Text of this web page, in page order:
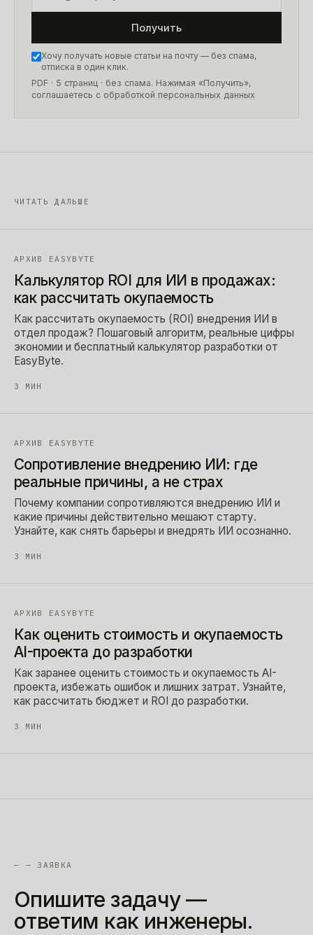
Получить
Хочу получать новые статьи на почту — без спама,
отписка в один клик.
PDF · 5 страниц · без спама. Нажимая «Получить»,
соглашаетесь с обработкой персональных данных
ЧИТАТЬ ДАЛЬШЕ
АРХИВ EASYBYTE
Калькулятор ROI для ИИ в продажах:
как рассчитать окупаемость
Как рассчитать окупаемость (ROI) внедрения ИИ в
отдел продаж? Пошаговый алгоритм, реальные цифры
экономии и бесплатный калькулятор разработки от
EasyByte.
3 МИН
АРХИВ EASYBYTE
Сопротивление внедрению ИИ: где
реальные причины, а не страх
Почему компании сопротивляются внедрению ИИ и
какие причины действительно мешают старту.
Узнайте, как снять барьеры и внедрять ИИ осознанно.
3 МИН
АРХИВ EASYBYTE
Как оценить стоимость и окупаемость
AI-проекта до разработки
Как заранее оценить стоимость и окупаемость AI-
проекта, избежать ошибок и лишних затрат. Узнайте,
как рассчитать бюджет и ROI до разработки.
3 МИН
— — ЗАЯВКА
Опишите задачу —
ответим как инженеры.